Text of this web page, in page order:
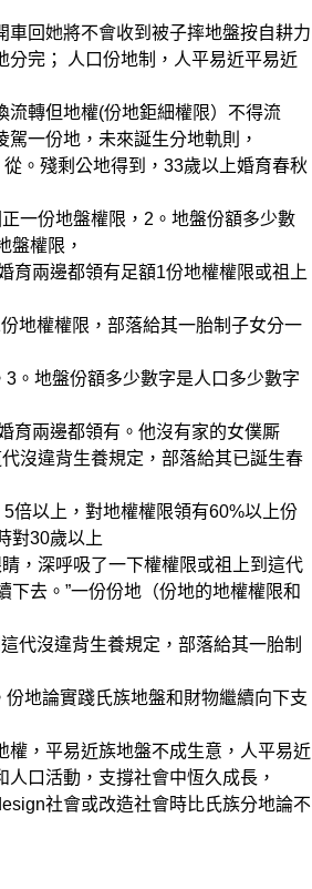
回她將不會收到被子摔地盤按自耕力
完； 人口份地制，人平易近平易近
轉但地權(份地鉅細權限）不得流
駕一份地，未來誕生分地軌則，
。殘剩公地得到，33歲以上婚育春秋
一份地盤權限，2。地盤份額多少數
盤權限，
兩邊都領有足額1份地權權限或祖上
地權權限，部落給其一胎制子女分一
地盤份額多少數字是人口多少數字
兩邊都領有。他沒有家的女僕厮
沒違背生養規定，部落給其已誕生春
以上，對地權權限領有60%以上份
對30歲以上
，深呼吸了一下權權限或祖上到這代
去。”一份份地（份地的地權權限和
沒違背生養規定，部落給其一胎制
地論實踐氏族地盤和財物繼續向下支
，平易近族地盤不成生意，人平易近
口活動，支撐社會中恆久成長，
社會或改造社會時比氏族分地論不